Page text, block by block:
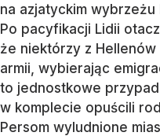
na azjatyckim wybrzeżu
Po pacyfikacji Lidii
że niektórzy z
armii, wybierając
to jednostkowe
w komplecie opuścili
Persom wyludnione